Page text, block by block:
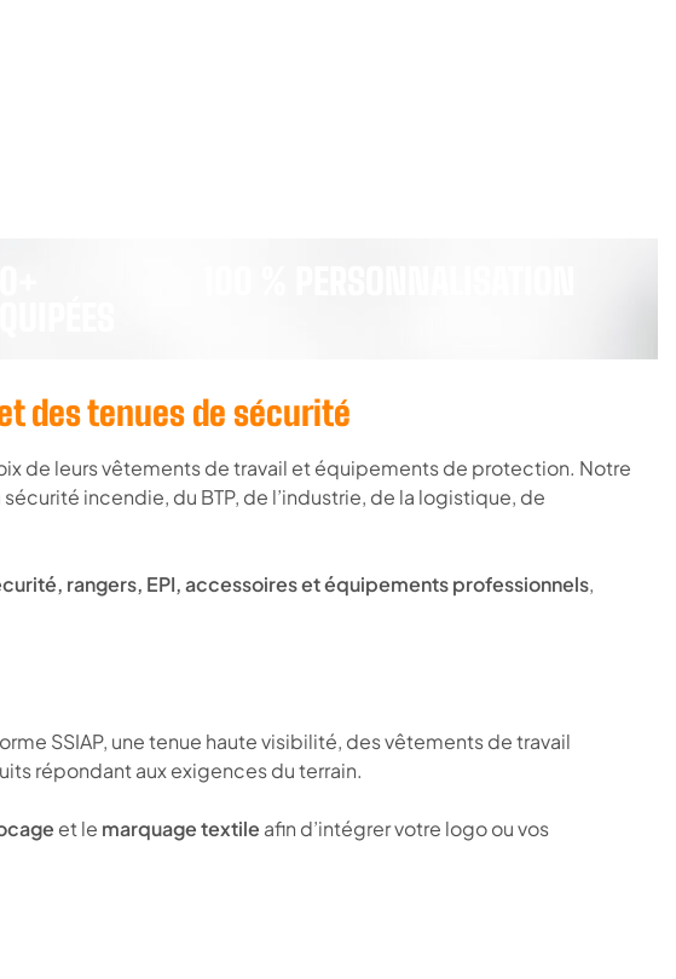
des tenues de sécurité
de leurs vêtements de travail et équipements de protection. Notre
incendie, du BTP, de l’industrie, de la logistique, de
rangers, EPI, accessoires et équipements professionnels,
SSIAP, une tenue haute visibilité, des vêtements de travail
répondant aux exigences du terrain.
et le marquage textile afin d’intégrer votre logo ou vos